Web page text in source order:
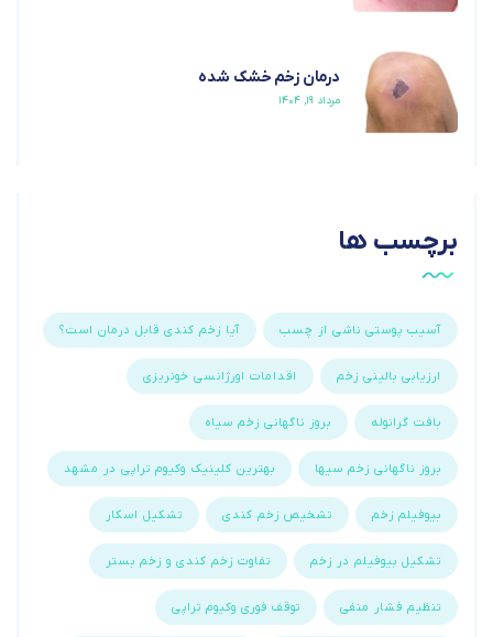
درمان زخم خشک شده
مرداد ۱۹, ۱۴۰۴
برچسب ها
آسیب پوستی ناشی از چسب آیا زخم کندی قابل درمان است؟
ارزیابی بالینی زخم اقدامات اورژانسی خونریزی
بافت گرانوله بروز ناگهانی زخم سیاه
بروز ناگهانی زخم سیها بهترین کلینیک وکیوم تراپی در مشهد
بیوفیلم زخم تشخیص زخم کندی تشکیل اسکار
تشکیل بیوفیلم در زخم تفاوت زخم کندی و زخم بستر
تنظیم فشار منفی توقف فوری وکیوم تراپی